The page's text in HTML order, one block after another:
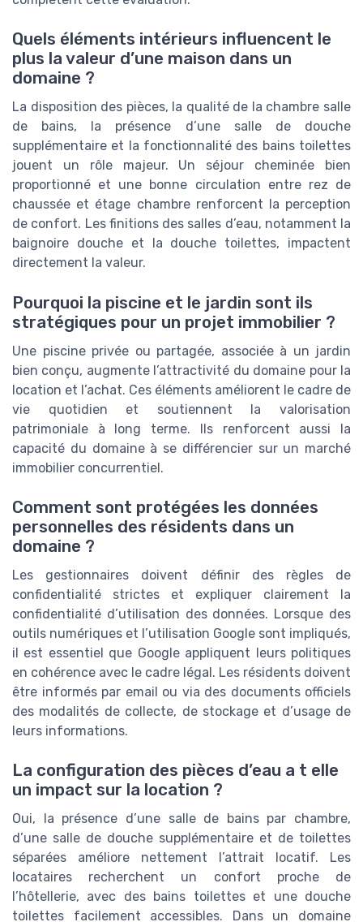
Quels éléments intérieurs influencent le
plus la valeur d’une maison dans un
domaine ?
La disposition des pièces, la qualité de la chambre salle
de bains, la présence d’une salle de douche
supplémentaire et la fonctionnalité des bains toilettes
jouent un rôle majeur. Un séjour cheminée bien
proportionné et une bonne circulation entre rez de
chaussée et étage chambre renforcent la perception
de confort. Les finitions des salles d’eau, notamment la
baignoire douche et la douche toilettes, impactent
directement la valeur.
Pourquoi la piscine et le jardin sont ils
stratégiques pour un projet immobilier ?
Une piscine privée ou partagée, associée à un jardin
bien conçu, augmente l’attractivité du domaine pour la
location et l’achat. Ces éléments améliorent le cadre de
vie quotidien et soutiennent la valorisation
patrimoniale à long terme. Ils renforcent aussi la
capacité du domaine à se différencier sur un marché
immobilier concurrentiel.
Comment sont protégées les données
personnelles des résidents dans un
domaine ?
Les gestionnaires doivent définir des règles de
confidentialité strictes et expliquer clairement la
confidentialité d’utilisation des données. Lorsque des
outils numériques et l’utilisation Google sont impliqués,
il est essentiel que Google appliquent leurs politiques
en cohérence avec le cadre légal. Les résidents doivent
être informés par email ou via des documents officiels
des modalités de collecte, de stockage et d’usage de
leurs informations.
La configuration des pièces d’eau a t elle
un impact sur la location ?
Oui, la présence d’une salle de bains par chambre,
d’une salle de douche supplémentaire et de toilettes
séparées améliore nettement l’attrait locatif. Les
locataires recherchent un confort proche de
l’hôtellerie, avec des bains toilettes et une douche
toilettes facilement accessibles. Dans un domaine